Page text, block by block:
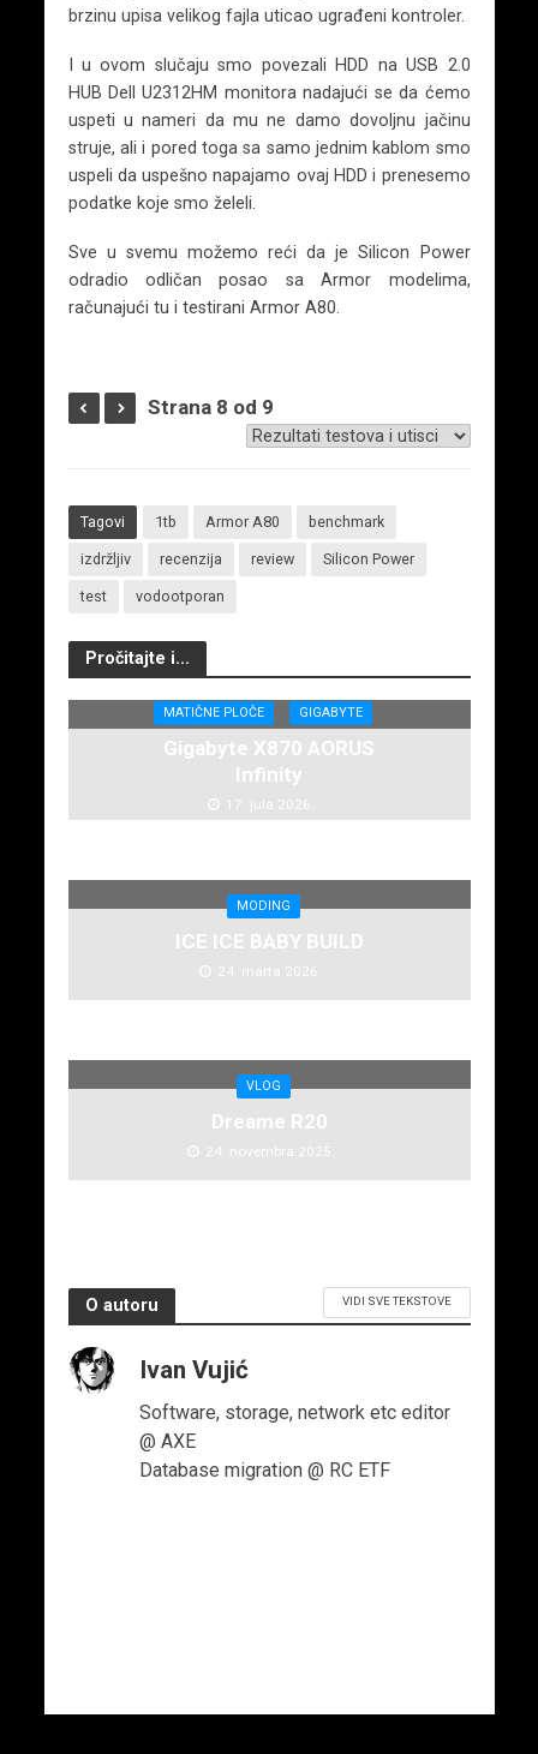
brzinu upisa velikog fajla uticao ugrađeni kontroler.
I u ovom slučaju smo povezali HDD na USB 2.0
HUB Dell U2312HM monitora nadajući se da ćemo
uspeti u nameri da mu ne damo dovoljnu jačinu
struje, ali i pored toga sa samo jednim kablom smo
uspeli da uspešno napajamo ovaj HDD i prenesemo
podatke koje smo želeli.
Sve u svemu možemo reći da je Silicon Power
odradio odličan posao sa Armor modelima,
računajući tu i testirani Armor A80.
Strana 8 od 9
Tagovi 1tb Armor A80 benchmark
izdržljiv recenzija review Silicon Power
test vodootporan
Pročitajte i...
MATIČNE PLOČE GIGABYTE
Gigabyte X870 AORUS
Infinity
17. jula 2026.
MODING
ICE ICE BABY BUILD
24. marta 2026.
VLOG
Dreame R20
24. novembra 2025.
O autoru VIDI SVE TEKSTOVE
Ivan Vujić
Software, storage, network etc editor
@ AXE
Database migration @ RC ETF